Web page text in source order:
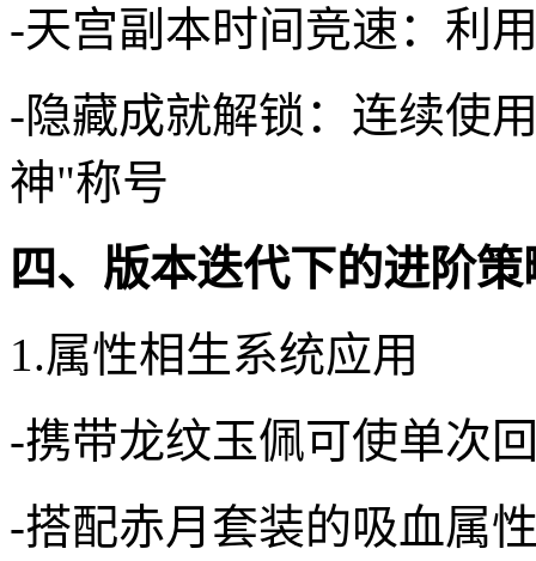
-天宫副本时间竞速：利
-隐藏成就解锁：连续使
神"称号
四、版本迭代下的进阶策
1.属性相生系统应用
-携带龙纹玉佩可使单次
-搭配赤月套装的吸血属